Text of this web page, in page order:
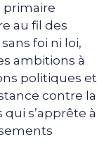
primaire
au fil des
foi ni loi,
ambitions à
politiques et
contre la
s’apprête à